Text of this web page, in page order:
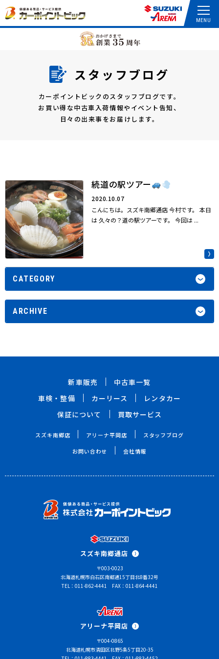
スタッフブログ
カーポイントビックのスタッフブログです。
お買い得な中古車入荷情報やイベント告知、
日々の出来事をお届けします。
続道の駅ツアー
2020.10.07
こんにちは。スズキ南郷通店 今村です。 本日
は 久々の？道の駅ツアーです。 今回は ...
CATEGORY
ARCHIVE
新車販売
中古車一覧
車検・整備
カーリース
レンタカー
保証について
買取サービス
スズキ南郷店 アリーナ平岡店 スタッフブログ
お問い合わせ 会社情報
スズキ南郷通店
〒003-0023
北海道札幌市白石区南郷通15丁目北8番32号
TEL：011-862-4441
FAX：011-864-4441
アリーナ平岡店
〒004-0865
北海道札幌市清田区北野5条5丁目20-35